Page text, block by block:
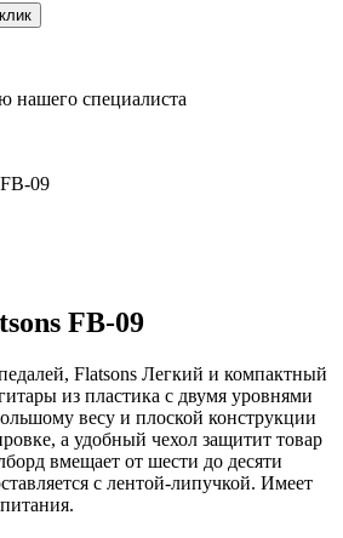
нашего специалиста
09
FB-09
Flatsons Легкий и компактный
из пластика с двумя уровнями
весу и плоской конструкции
а удобный чехол защитит товар
вмещает от шести до десяти
с лентой-липучкой. Имеет